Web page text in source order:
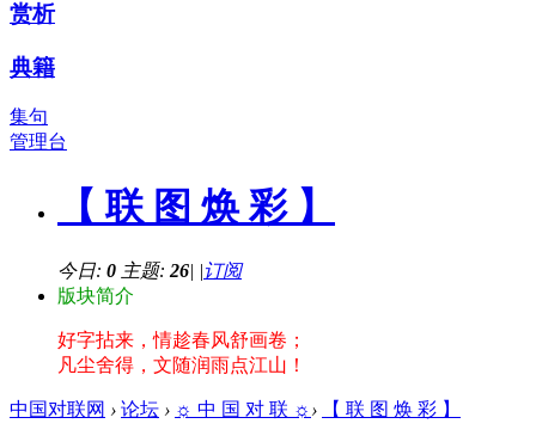
赏析
典籍
集句
管理台
【 联 图 焕 彩 】
今日: 0 主题: 26| |订阅
版块简介
好字拈来，情趁春风舒画卷；
凡尘舍得，文随润雨点江山！
中国对联网 › 论坛 › ☼ 中 国 对 联 ☼ › 【 联 图 焕 彩 】